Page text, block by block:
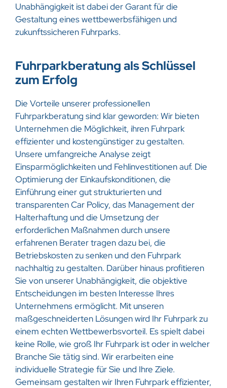
Unabhängigkeit ist dabei der Garant für die
Gestaltung eines wettbewerbsfähigen und
zukunftssicheren Fuhrparks.
Fuhrparkberatung als Schlüssel
zum Erfolg
Die Vorteile unserer professionellen
Fuhrparkberatung sind klar geworden: Wir bieten
Unternehmen die Möglichkeit, ihren Fuhrpark
effizienter und kostengünstiger zu gestalten.
Unsere umfangreiche Analyse zeigt
Einsparmöglichkeiten und Fehlinvestitionen auf. Die
Optimierung der Einkaufskonditionen, die
Einführung einer gut strukturierten und
transparenten Car Policy, das Management der
Halterhaftung und die Umsetzung der
erforderlichen Maßnahmen durch unsere
erfahrenen Berater tragen dazu bei, die
Betriebskosten zu senken und den Fuhrpark
nachhaltig zu gestalten. Darüber hinaus profitieren
Sie von unserer Unabhängigkeit, die objektive
Entscheidungen im besten Interesse Ihres
Unternehmens ermöglicht. Mit unseren
maßgeschneiderten Lösungen wird Ihr Fuhrpark zu
einem echten Wettbewerbsvorteil. Es spielt dabei
keine Rolle, wie groß Ihr Fuhrpark ist oder in welcher
Branche Sie tätig sind. Wir erarbeiten eine
individuelle Strategie für Sie und Ihre Ziele.
Gemeinsam gestalten wir Ihren Fuhrpark effizienter,